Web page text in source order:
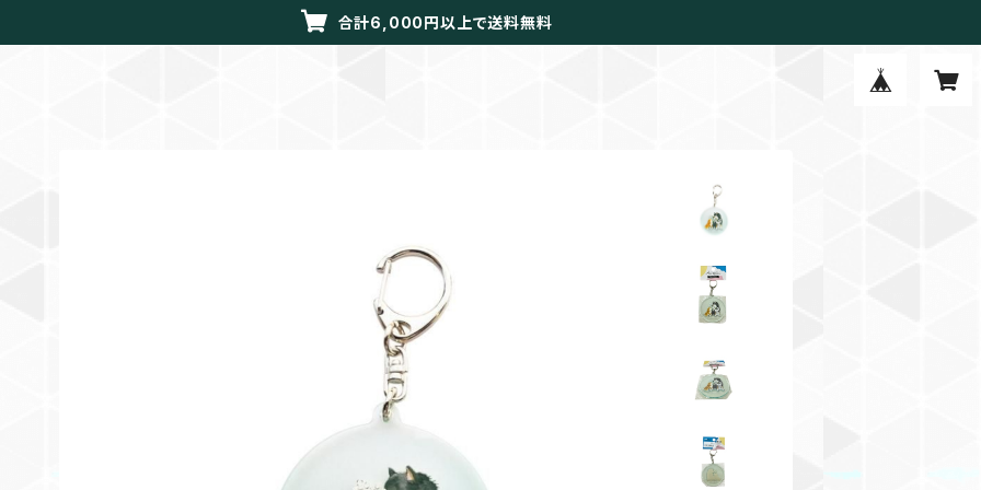
合計6,000円以上で送料無料